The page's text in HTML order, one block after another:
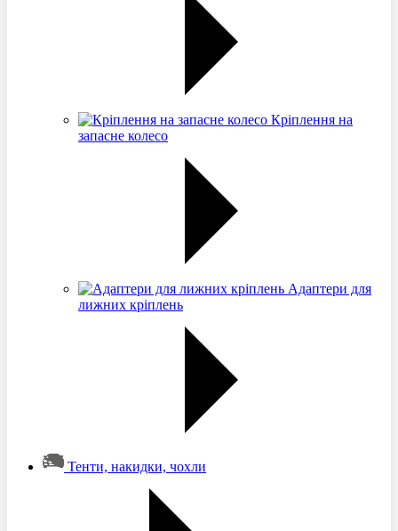
Кріплення на
запасне колесо
Адаптери для
лижних кріплень
Тенти, накидки, чохли